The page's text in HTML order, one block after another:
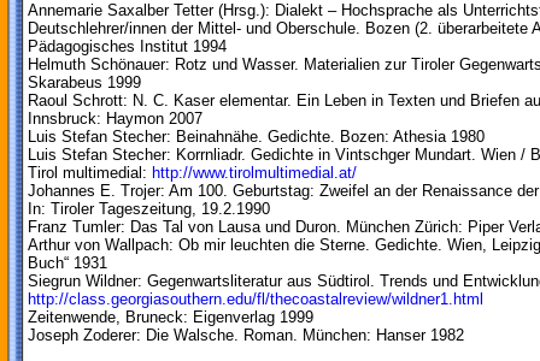
Annemarie Saxalber Tetter (Hrsg.): Dialekt – Hochsprache als
Deutschlehrer/innen der Mittel- und Oberschule. Bozen (2. überarbeitete
Pädagogisches Institut 1994
Helmuth Schönauer: Rotz und Wasser. Materialien zur Tiroler
Skarabeus 1999
Raoul Schrott: N. C. Kaser elementar. Ein Leben in Texten und Briefen
Innsbruck: Haymon 2007
Luis Stefan Stecher: Beinahnähe. Gedichte. Bozen: Athesia 1980
Luis Stefan Stecher: Korrnliadr. Gedichte in Vintschger Mundart. Wien /
Tirol multimedial: http://www.tirolmultimedial.at/
Johannes E. Trojer: Am 100. Geburtstag: Zweifel an der Renaissance
In: Tiroler Tageszeitung, 19.2.1990
Franz Tumler: Das Tal von Lausa und Duron. München Zürich: Piper
Arthur von Wallpach: Ob mir leuchten die Sterne. Gedichte. Wien,
Buch“ 1931
Siegrun Wildner: Gegenwartsliteratur aus Südtirol. Trends und
http://class.georgiasouthern.edu/fl/thecoastalreview/wildner1.html
Zeitenwende, Bruneck: Eigenverlag 1999
Joseph Zoderer: Die Walsche. Roman. München: Hanser 1982